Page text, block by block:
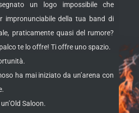
un logo impossibile che
impronunciabile della tua band di
praticamente quasi del rumore?
te lo offre! Ti offre uno spazio.
ha mai iniziato da un’arena con
Saloon.